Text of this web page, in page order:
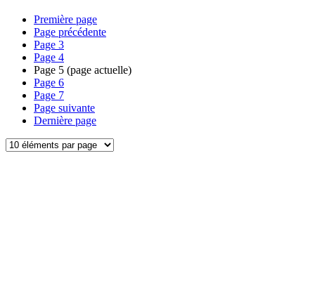
Première page
Page précédente
Page 3
Page 4
Page 5 (page actuelle)
Page 6
Page 7
Page suivante
Dernière page